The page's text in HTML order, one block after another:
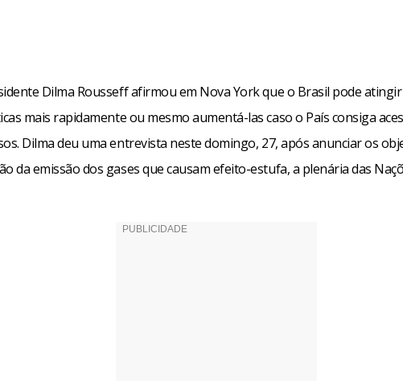
Dilma Rousseff afirmou em Nova York que o Brasil pode
mais rapidamente ou mesmo aumentá-las caso o País consiga
Dilma deu uma entrevista neste domingo, 27, após anunciar os
da emissão dos gases que causam efeito-estufa, a plenária das